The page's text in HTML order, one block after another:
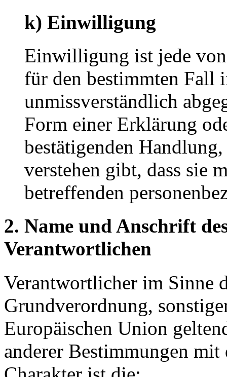
k) Einwilligung
Einwilligung ist jede
für den bestimmten Fall
unmissverständlich
Form einer Erklärung
bestätigenden
verstehen gibt, dass sie
betreffenden
2. Name und Anschrift
Verantwortlichen
Verantwortlicher im Sinne
Grundverordnung,
Europäischen Union
anderer Bestimmungen